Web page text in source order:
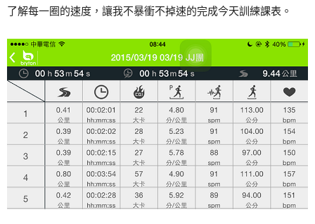
了解每一圈的速度，讓我不暴衝不掉速的完成今天訓練課表。